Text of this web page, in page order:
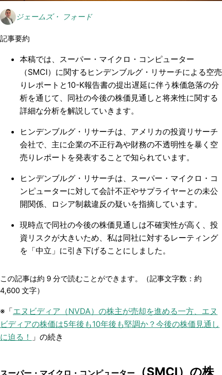
ジェームズ・ フォード
記事要約
本稿では、スーパー・マイクロ・コンピューター
（SMCI）に関するヒンデンブルグ・リサーチによる空売
りレポートと10-K報告書の提出遅延に伴う株価急落の分
析を通じて、同社の今後の株価見通しと将来性に関する
詳細な分析を解説していきます。
ヒンデンブルグ・リサーチは、アメリカの投資リサーチ
会社で、主に企業の不正行為や財務の不透明性を暴く空
売りレポートを発表することで知られています。
ヒンデンブルグ・リサーチは、スーパー・マイクロ・コ
ンピューターに対して会計不正やサプライヤーとの未公
開関係、ロシア制裁違反の疑いを指摘しています。
現時点で同社の今後の株価見通しは不確実性が高く、投
資リスクが大きいため、私は同社に対するレーティング
を「中立」に引き下げることにしました。
この記事は約 9 分で読むことができます。（記事文字数：約
4,600 文字）
※「エヌビディア（NVDA）の株主が売却を進める一方、エヌ
ビディアの株価は5年後も10年後も堅調か？今後の株価見通し
に迫る！ 」の続き
（SMCI） の株